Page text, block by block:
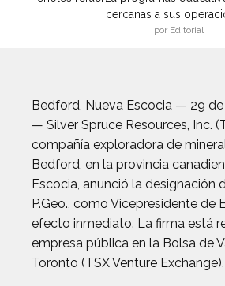
cercanas a sus
por Editorial
Bedford, Nueva Escocia — 29
— Silver Spruce Resources, Inc.
compañía exploradora de
Bedford, en la provincia
Escocia, anunció la designación
P.Geo., como Vicepresidente de
efecto inmediato. La firma está
empresa pública en la Bolsa de
Toronto (TSX Venture Exchange).